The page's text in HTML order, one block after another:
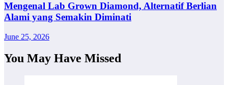
Mengenal Lab Grown Diamond, Alternatif Berlian
Alami yang Semakin Diminati
June 25, 2026
You May Have Missed